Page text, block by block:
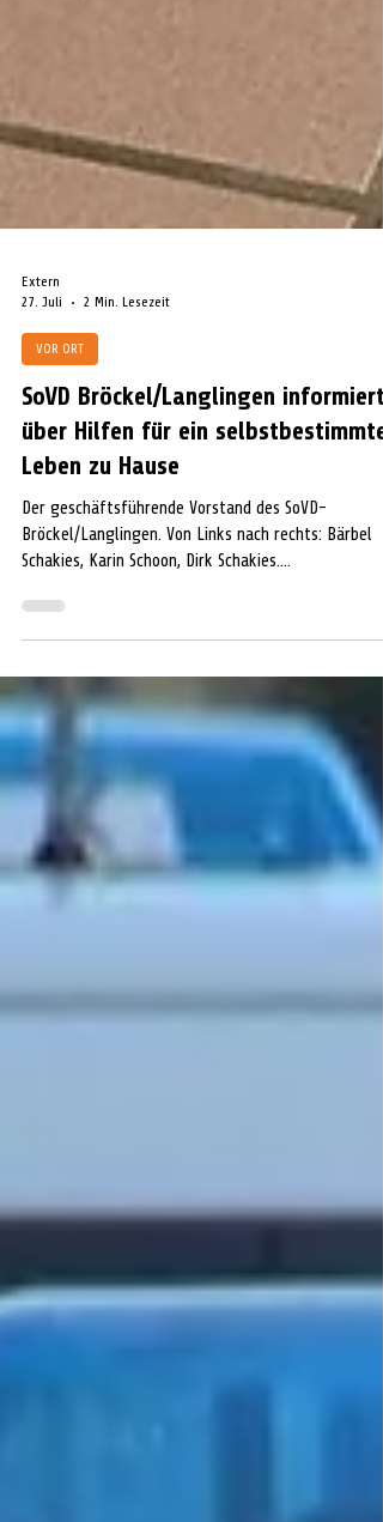
Extern
27. Juli
2 Min. Lesezeit
VOR ORT
SoVD Bröckel/Langlingen informiert
Leben zu Hause
Der geschäftsführende Vorstand des SoVD-
BRÖCKEL/LANGLINGEN. Wie kann ein selbstständiges
Leben in den eigenen vier Wänden auch bei
Pflegebedürftigkeit möglichst lange erhalten
bleiben? Welche Unterstützung gibt es im Alltag und
welche finanziellen Leistungen stehen Betroffenen
zu? Antworten auf diese und weitere Fragen
Interessierte bei einer Informationsveranstaltung
SoVD-Or